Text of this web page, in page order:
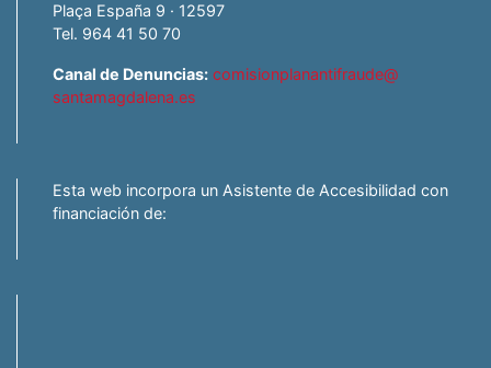
Plaça España 9 · 12597
Tel. 964 41 50 70
Canal de Denuncias: comisionplanantifraude@
santamagdalena.es
Esta web incorpora un Asistente de Accesibilidad con
financiación de: